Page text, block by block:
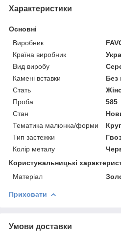
Характеристики
Основні
Виробник
Країна виробник
Вид виробу
Камені вставки
Без
Стать
Проба
585
Стан
Тематика малюнка/форми
Тип застежки
Колір металу
Користувальницькі
Матеріал
Приховати
Умови доставки